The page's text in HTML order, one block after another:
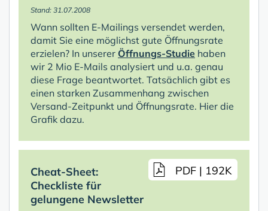
Stand: 31.07.2008
Wann sollten E-Mailings versendet werden,
damit Sie eine möglichst gute Öffnungsrate
erzielen? In unserer Öffnungs-Studie haben
wir 2 Mio E-Mails analysiert und u.a. genau
diese Frage beantwortet. Tatsächlich gibt es
einen starken Zusammenhang zwischen
Versand-Zeitpunkt und Öffnungsrate. Hier die
Grafik dazu.
PDF | 192K
Cheat-Sheet:
Checkliste für
gelungene Newsletter